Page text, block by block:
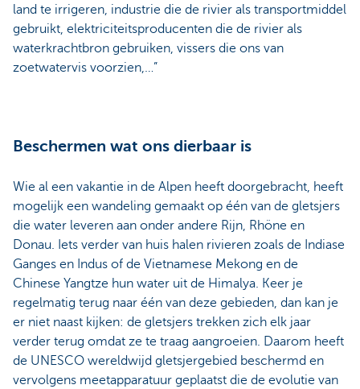
land te irrigeren, industrie die de rivier als transportmiddel
gebruikt, elektriciteitsproducenten die de rivier als
waterkrachtbron gebruiken, vissers die ons van
zoetwatervis voorzien,…”
Beschermen wat ons dierbaar is
Wie al een vakantie in de Alpen heeft doorgebracht, heeft
mogelijk een wandeling gemaakt op één van de gletsjers
die water leveren aan onder andere Rijn, Rhöne en
Donau. Iets verder van huis halen rivieren zoals de Indiase
Ganges en Indus of de Vietnamese Mekong en de
Chinese Yangtze hun water uit de Himalya. Keer je
regelmatig terug naar één van deze gebieden, dan kan je
er niet naast kijken: de gletsjers trekken zich elk jaar
verder terug omdat ze te traag aangroeien. Daarom heeft
de UNESCO wereldwijd gletsjergebied beschermd en
vervolgens meetapparatuur geplaatst die de evolutie van